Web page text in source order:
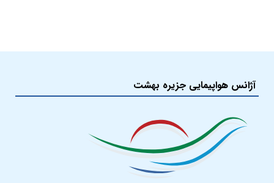
آژانس هواپیمایی جزیره بهشت